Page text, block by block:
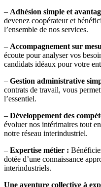
– Adhésion simple et
devenez coopérateur et
l’ensemble de nos services.
– Accompagnement sur
écoute pour analyser vos
candidats idéaux pour votre
– Gestion administrative
contrats de travail, vous
l’essentiel.
– Développement des
évoluer nos intérimaires tout
notre réseau interindustriel.
– Expertise métier :
dotée d’une connaissance
interindustriels.
Une aventure collective à